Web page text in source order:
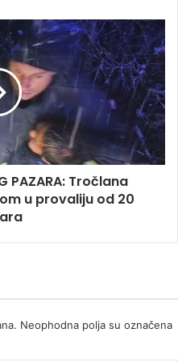
PAZARA: Tročlana
u provaliju od 20
Neophodna polja su označena